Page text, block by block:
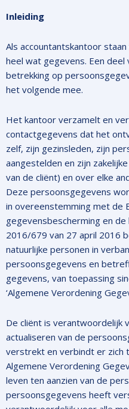
Inleiding
Als accountantskantoor
heel wat gegevens. Een
betrekking op
het volgende mee.
Het kantoor verzamelt en
contactgegevens dat het
zelf, zijn gezinsleden, zijn
aangestelden en zijn
van de cliënt) en over elke
Deze persoonsgegevens
in overeenstemming met de
gegevensbescherming en
2016/679 van 27 april 2016
natuurlijke personen in
persoonsgegevens en
gegevens, van toepassing
‘Algemene Verordening
De cliënt is verantwoordelijk
actualiseren van de
verstrekt en verbindt er zich
Algemene Verordening
leven ten aanzien van de
persoonsgegevens heeft